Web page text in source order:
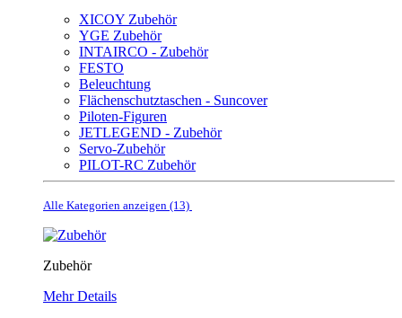
XICOY Zubehör
YGE Zubehör
INTAIRCO - Zubehör
FESTO
Beleuchtung
Flächenschutztaschen - Suncover
Piloten-Figuren
JETLEGEND - Zubehör
Servo-Zubehör
PILOT-RC Zubehör
Alle Kategorien anzeigen (13)
Zubehör
Mehr Details